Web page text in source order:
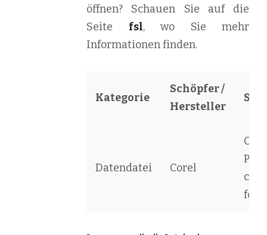
öffnen? Schauen Sie auf die
Seite fsl, wo Sie mehr
Informationen finden.
Kategorie
Schöpfer /
Hersteller
Datendatei Corel